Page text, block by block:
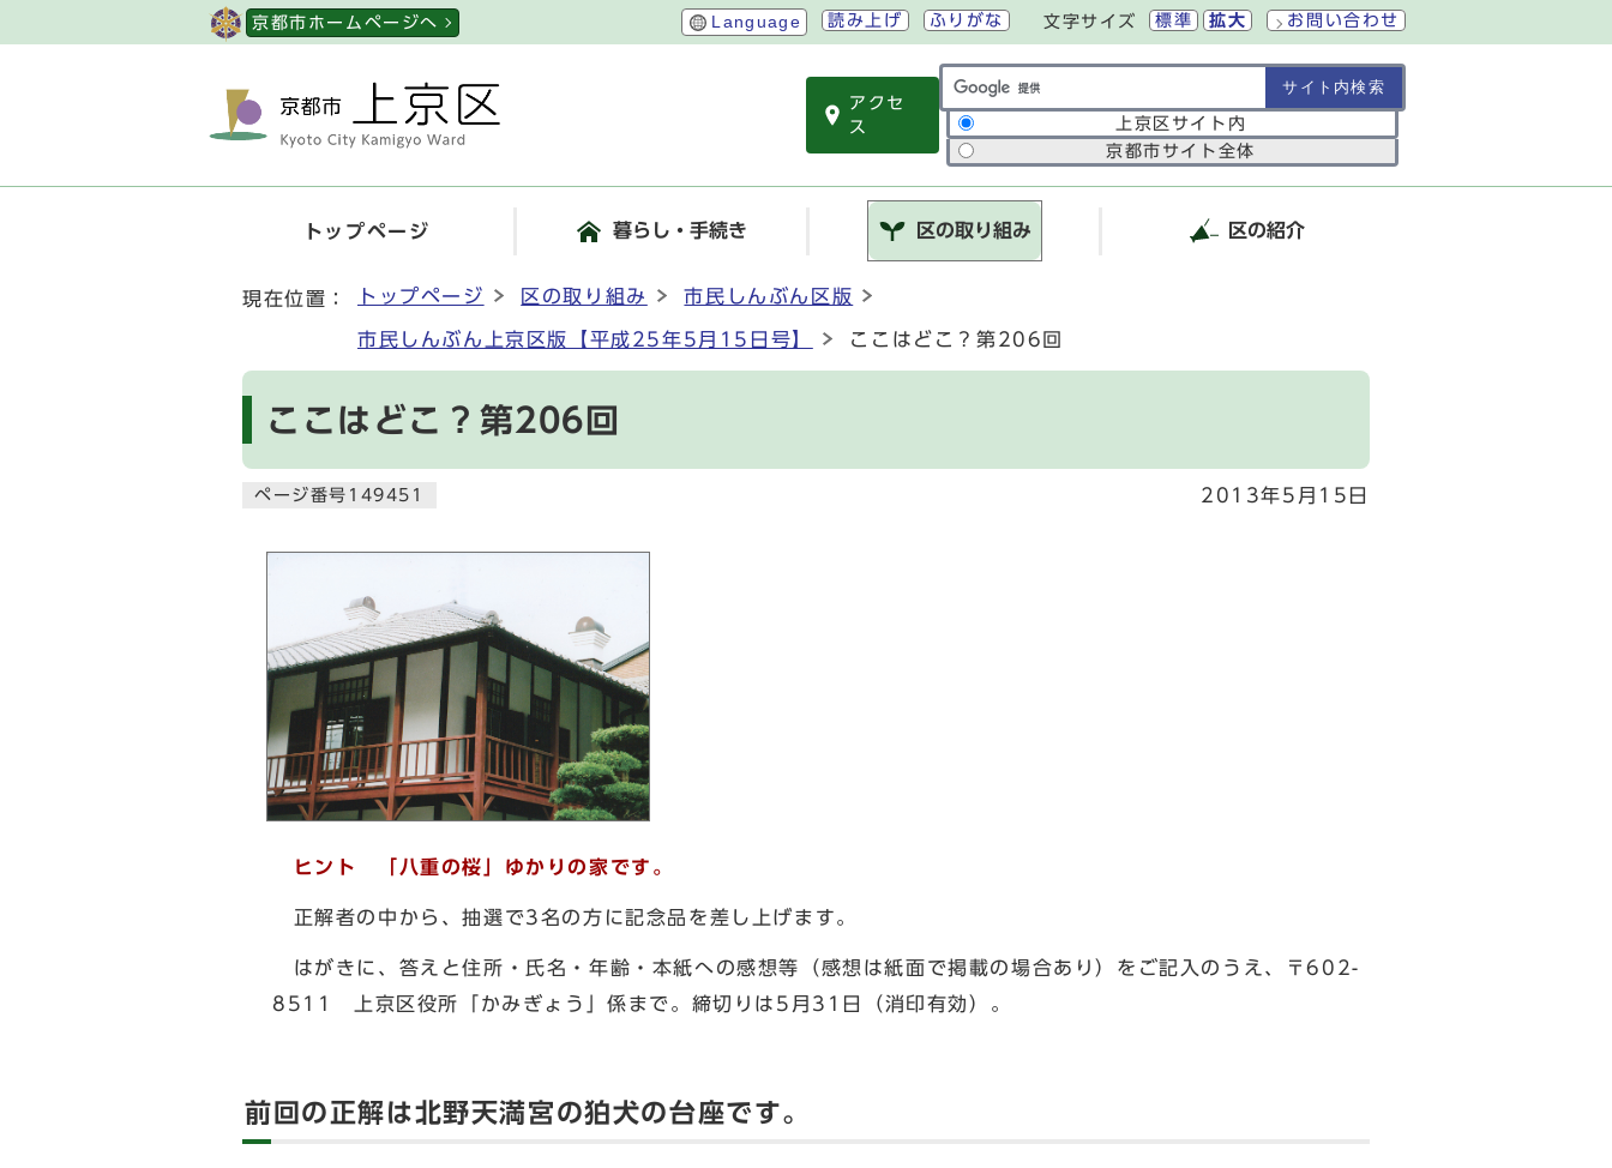
京都市ホームページへ Language 読み上げ ふりがな 文字サイズ 標準 拡大 お問い合わせ
アクセ
ス
サイト内検索の範囲
上京区サイト内
京都市サイト全体
トップページ 暮らし・手続き 区の取り組み 区の紹介
現在位置： トップページ 区の取り組み 市民しんぶん区版
市民しんぶん上京区版【平成25年5月15日号】 ここはどこ？第206回
ここはどこ？第206回
ページ番号149451 2013年5月15日
ヒント 「八重の桜」ゆかりの家です。
正解者の中から、抽選で3名の方に記念品を差し上げます。
はがきに、答えと住所・氏名・年齢・本紙への感想等（感想は紙面で掲載の場合あり）をご記入のうえ、〒602-
8511 上京区役所「かみぎょう」係まで。締切りは5月31日（消印有効）。
前回の正解は北野天満宮の狛犬の台座です。